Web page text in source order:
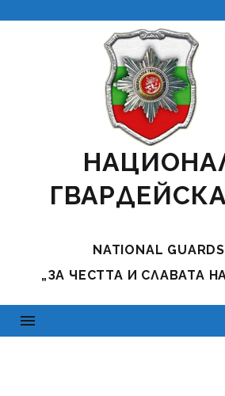
NATIONAL
„ЗА ЧЕСТТА И СЛАВАТА